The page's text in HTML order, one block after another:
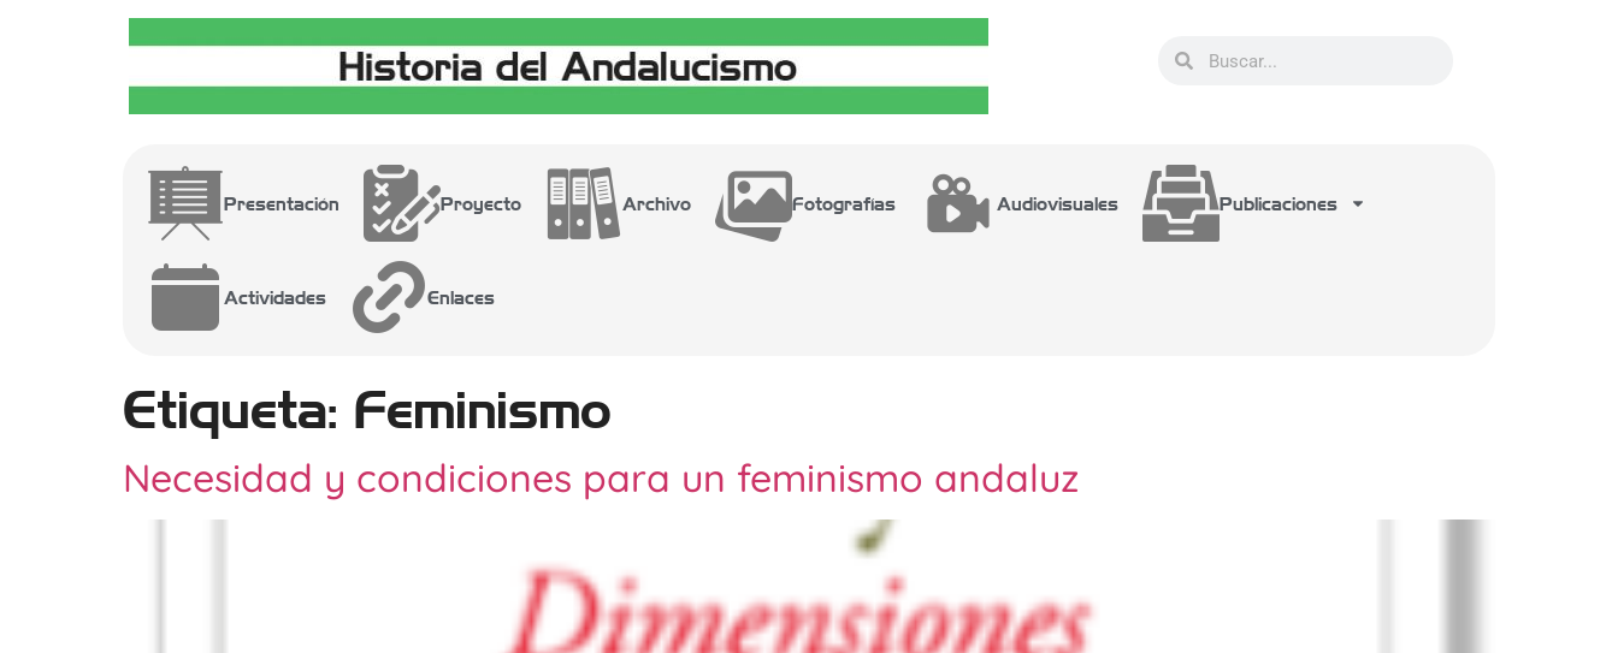
Presentación Proyecto Archivo Fotografías Audiovisuales Publicaciones
Actividades Enlaces
Etiqueta: Feminismo
Necesidad y condiciones para un feminismo andaluz